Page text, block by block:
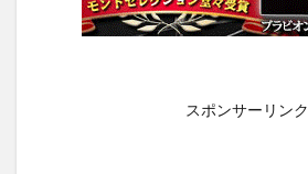
スポンサーリンク